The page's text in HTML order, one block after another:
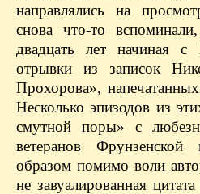
направлялись на
снова что-то
двадцать лет начиная с
отрывки из записок
Прохорова»,
Несколько эпизодов из
смутной поры» с
ветеранов
образом помимо воли
не завуалированная